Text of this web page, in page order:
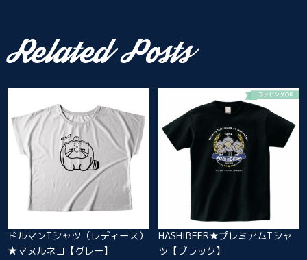
ドルマンTシャツ（レディース）
★マヌルネコ【グレー】
HASHIBEER★プレミアムTシャ
ツ【ブラック】